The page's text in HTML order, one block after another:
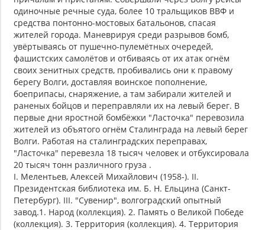
одиночные речные суда, более 10 тральщиков ВВФ и
средства понтонно-мостовых батальонов, спасая
жителей города. Маневрируя среди разрывов бомб,
увёртываясь от пушечно-пулемётных очередей,
фашистских самолётов и отбиваясь от их атак огнём
своих зенитных средств, пробивались они к правому
берегу Волги, доставляя воинское пополнение,
боеприпасы, снаряжение, а там забирали жителей и
раненых бойцов и переправляли их на левый берег. В
первые дни яростной бомбёжки "Ласточка" перевозила
жителей из объятого огнём Сталинграда на левый берег
Волги. Работая на сталинградских переправах,
"Ласточка" перевезла 18 тысяч человек и отбуксировала
20 тысяч тонн различного груза .
I. Мелентьев, Алексей Михайлович (1958-). II.
Президентская библиотека им. Б. Н. Ельцина (Санкт-
Петербург). III. "Сувенир", волгоградский опытный
завод.1. Народ (коллекция). 2. Память о Великой Победе
(коллекция). 3. Территория (коллекция). 4. Территория